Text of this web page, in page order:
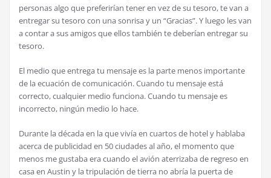
personas algo que preferirían tener en vez de su tesoro, te van a
entregar su tesoro con una sonrisa y un “Gracias”. Y luego les van
a contar a sus amigos que ellos también te deberían entregar su
tesoro.
El medio que entrega tu mensaje es la parte menos importante
de la ecuación de comunicación. Cuando tu mensaje está
correcto, cualquier medio funciona. Cuando tu mensaje es
incorrecto, ningún medio lo hace.
Durante la década en la que vivía en cuartos de hotel y hablaba
acerca de publicidad en 50 ciudades al año, el momento que
menos me gustaba era cuando el avión aterrizaba de regreso en
casa en Austin y la tripulación de tierra no abría la puerta de